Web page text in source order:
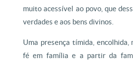
muito acessível ao povo, que
verdades e aos bens divinos.
Uma presença tímida, encolhida,
fé em família e a partir da